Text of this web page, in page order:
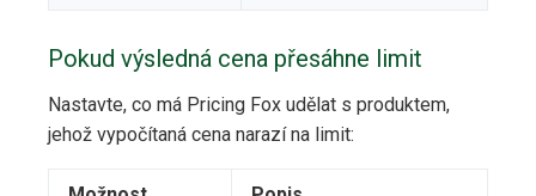
Pokud výsledná cena přesáhne limit
Nastavte, co má Pricing Fox udělat s produktem,
jehož vypočítaná cena narazí na limit: